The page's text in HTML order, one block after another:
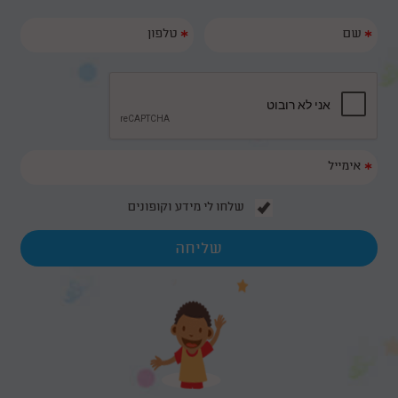
*
*
*
שלחו לי מידע וקופונים